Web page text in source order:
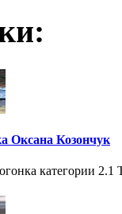
Оксана Козончук
категории